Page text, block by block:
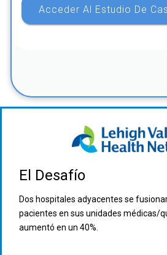
El Desafío
Dos hospitales adyacentes se
pacientes en sus unidades médicas/
aumentó en un 40%.